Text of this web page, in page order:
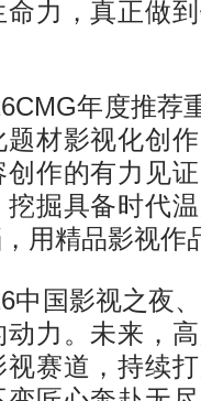
力，真正做
年度推荐
材影视化创
作的有力见
挖掘具备时代
用精品影视作
中国影视之夜
力。未来，
赛道，持续